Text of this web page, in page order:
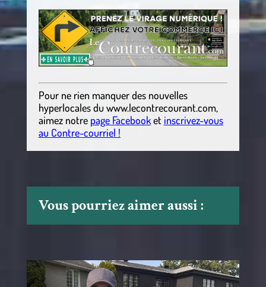
Pour ne rien manquer des nouvelles
hyperlocalesdu www.lecontrecourant.com,
aimez notre page Facebooket inscrivez-vous
au Contre-courriel !
Vous pourriez aimer aussi :